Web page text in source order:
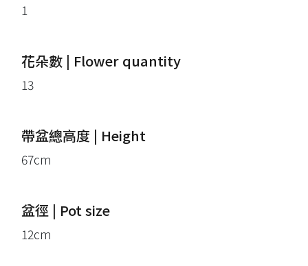
1
花朵數 | Flower quantity
13
帶盆總高度 | Height
67cm
盆徑 | Pot size
12cm